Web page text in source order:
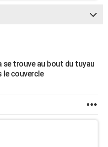
se trouve au bout du tuyau
le couvercle